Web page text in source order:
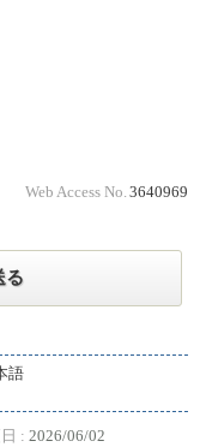
Web Access No. 3640969
る
語
: 2026/06/02